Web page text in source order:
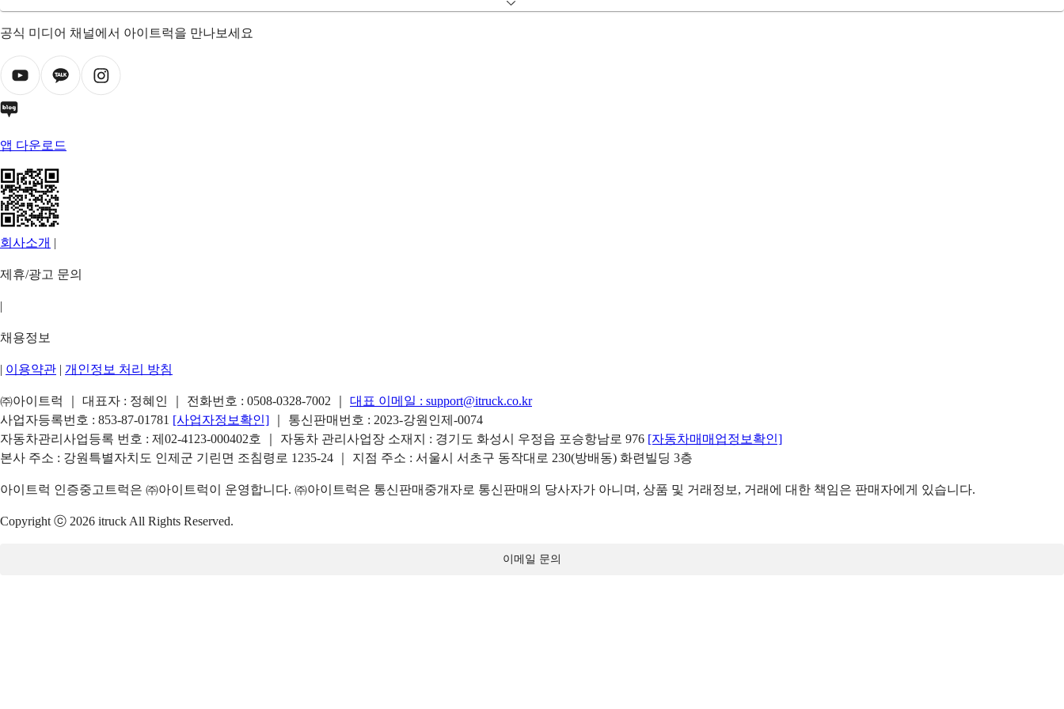
공식 미디어 채널에서 아이트럭을 만나보세요
앱 다운로드
회사소개 |
제휴/광고 문의
|
채용정보
| 이용약관 | 개인정보 처리 방침
㈜아이트럭 ｜ 대표자 : 정혜인 ｜ 전화번호 : 0508-0328-7002 대표 이메일 : support@itruck.co.kr
사업자등록번호 : 853-87-01781 [사업자정보확인]
｜ 통신판매번호 : 2023-강원인제-0074
자동차관리사업등록 번호 : 제02-4123-000402호 ｜ 자동차 관리사업장 소재지 : 경기도 화성시 우정읍 포승항남로 976 [자동차매매업정보확인]
본사 주소 : 강원특별자치도 인제군 기린면 조침령로 1235-24 ｜ 지점 주소 : 서울시 서초구 동작대로 230(방배동) 화련빌딩 3층
아이트럭 인증중고트럭은 ㈜아이트럭이 운영합니다. ㈜아이트럭은 통신판매중개자로 통신판매의 당사자가 아니며, 상품 및 거래정보, 거래에 대한 책임은 판매자에게 있습니다.
Copyright ⓒ 2026 itruck All Rights Reserved.
이메일 문의